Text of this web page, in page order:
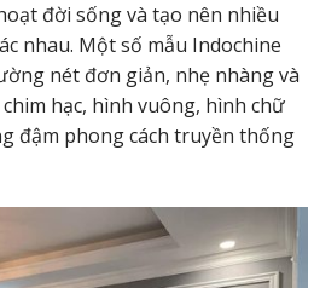
đời sống và tạo nên nhiều
nhau. Một số mẫu Indochine
nét đơn giản, nhẹ nhàng và
hạc, hình vuông, hình chữ
đậm phong cách truyền thống